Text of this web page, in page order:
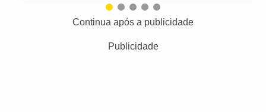
Continua após a publicidade
Publicidade